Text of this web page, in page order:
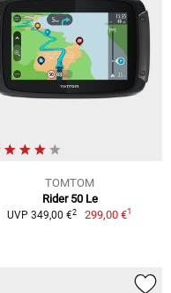
TOMTOM
Rider 50 Le
UVP 349,00 €2 299,00 €1